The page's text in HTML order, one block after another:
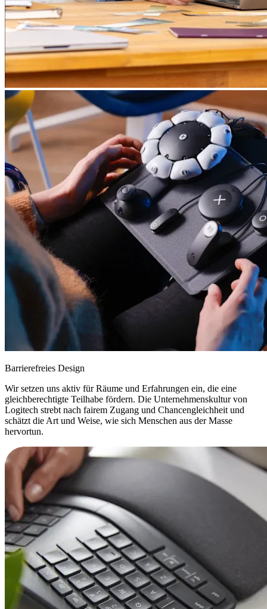
Barrierefreies Design
Wir setzen uns aktiv für Räume und Erfahrungen ein, die eine
gleichberechtigte Teilhabe fördern. Die Unternehmenskultur von
Logitech strebt nach fairem Zugang und Chancengleichheit und
schätzt die Art und Weise, wie sich Menschen aus der Masse
hervortun.